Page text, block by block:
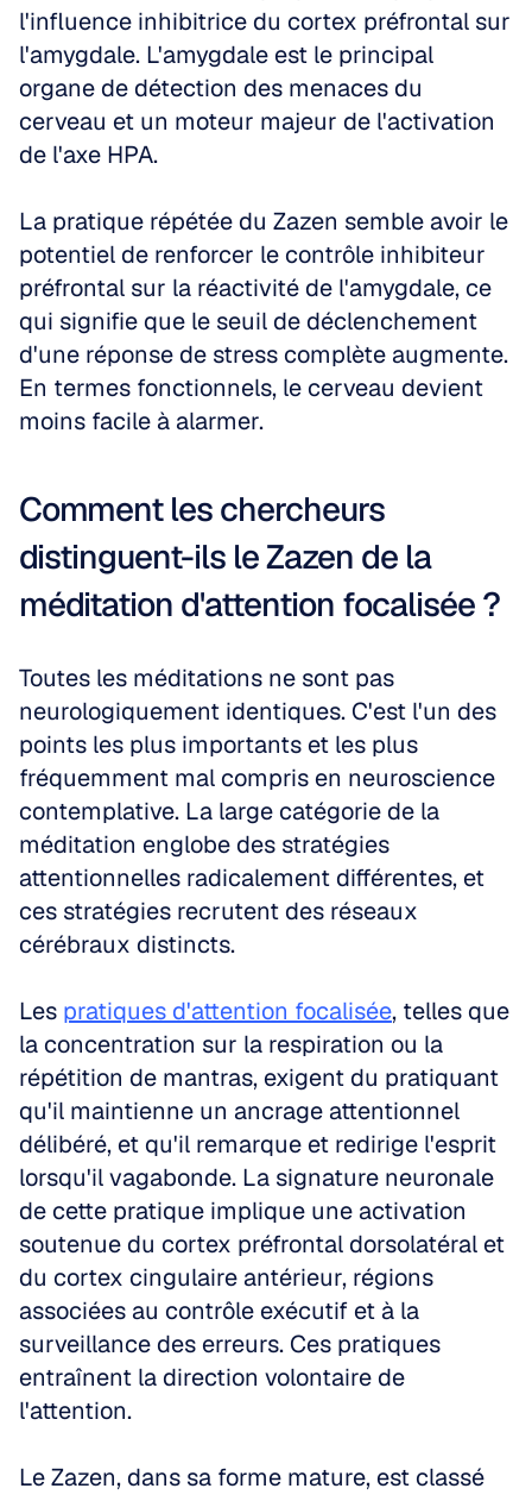
l'influence inhibitrice du cortex préfrontal sur
l'amygdale. L'amygdale est le principal
organe de détection des menaces du
cerveau et un moteur majeur de l'activation
de l'axe HPA.
La pratique répétée du Zazen semble avoir le
potentiel de renforcer le contrôle inhibiteur
préfrontal sur la réactivité de l'amygdale, ce
qui signifie que le seuil de déclenchement
d'une réponse de stress complète augmente.
En termes fonctionnels, le cerveau devient
moins facile à alarmer.
Comment les chercheurs
distinguent-ils le Zazen de la
méditation d'attention focalisée ?
Toutes les méditations ne sont pas
neurologiquement identiques. C'est l'un des
points les plus importants et les plus
fréquemment mal compris en neuroscience
contemplative. La large catégorie de la
méditation englobe des stratégies
attentionnelles radicalement différentes, et
ces stratégies recrutent des réseaux
cérébraux distincts.
Les pratiques d'attention focalisée, telles que
la concentration sur la respiration ou la
répétition de mantras, exigent du pratiquant
qu'il maintienne un ancrage attentionnel
délibéré, et qu'il remarque et redirige l'esprit
lorsqu'il vagabonde. La signature neuronale
de cette pratique implique une activation
soutenue du cortex préfrontal dorsolatéral et
du cortex cingulaire antérieur, régions
associées au contrôle exécutif et à la
surveillance des erreurs. Ces pratiques
entraînent la direction volontaire de
l'attention.
Le Zazen, dans sa forme mature, est classé